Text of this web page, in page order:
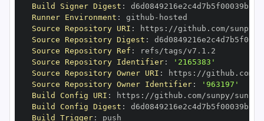
Build Signer Digest :
Runner Environment : github -
Source Repository URI : https :
Source Repository Digest :
Source Repository Ref :
Source Repository Identifier:
'2165383'
Source Repository Owner URI : https :
Source Repository Owner Identifier:
'963197'
Build Config URI : https :
Build Config Digest :
Build Trigger: